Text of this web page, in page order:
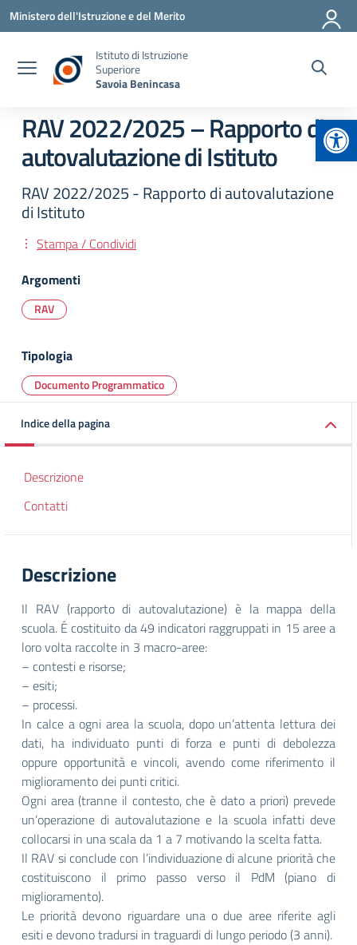
Vai ai contenuti
Vai al menu di navigazione
Vai al footer
Ministero dell'Istruzione e del Merito
Istituto di Istruzione
Superiore
Savoia Benincasa
RAV 2022/2025 – Rapporto di
autovalutazione di Istituto
RAV 2022/2025 - Rapporto di autovalutazione
di Istituto
Stampa / Condividi
Argomenti
RAV
Tipologia
Documento Programmatico
Indice della pagina
Descrizione
Contatti
Descrizione
Il RAV (rapporto di autovalutazione) è la mappa della
scuola. É costituito da 49 indicatori raggruppati in 15 aree a
loro volta raccolte in 3 macro-aree:
– contesti e risorse;
– esiti;
– processi.
In calce a ogni area la scuola, dopo un’attenta lettura dei
dati, ha individuato punti di forza e punti di debolezza
oppure opportunità e vincoli, avendo come riferimento il
miglioramento dei punti critici.
Ogni area (tranne il contesto, che è dato a priori) prevede
un’operazione di autovalutazione e la scuola infatti deve
collocarsi in una scala da 1 a 7 motivando la scelta fatta.
Il RAV si conclude con l’individuazione di alcune priorità che
costituiscono il primo passo verso il PdM (piano di
miglioramento).
Le priorità devono riguardare una o due aree riferite agli
esiti e devono tradursi in traguardi di lungo periodo (3 anni).